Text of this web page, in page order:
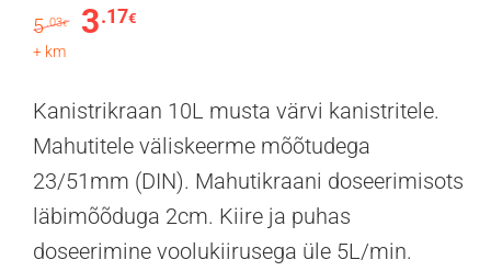
5.03€ Algne hind oli: 5.03€.
3.17€
+ km
Kanistrikraan 10L musta värvi kanistritele.
Mahutitele väliskeerme mõõtudega
23/51mm (DIN). Mahutikraani doseerimisots
läbimõõduga 2cm. Kiire ja puhas
doseerimine voolukiirusega üle 5L/min.